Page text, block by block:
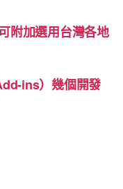
附加選用台灣各地
ins）幾個開發